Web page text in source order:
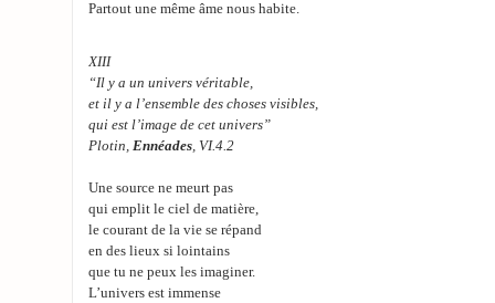
Partout une même âme nous habite.
XIII
“Il y a un univers véritable,
et il y a l’ensemble des choses visibles,
qui est l’image de cet univers”
Plotin, Ennéades, VI.4.2
Une source ne meurt pas
qui emplit le ciel de matière,
le courant de la vie se répand
en des lieux si lointains
que tu ne peux les imaginer.
L’univers est immense